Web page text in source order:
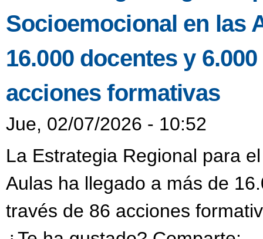
Socioemocional en las
16.000 docentes y
acciones formativas
Jue, 02/07/2026 - 10:52
La Estrategia Regional para
Aulas ha llegado a más de
través de 86 acciones